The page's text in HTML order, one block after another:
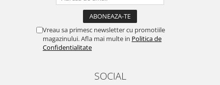
Vreau sa primesc newsletter cu promotiile
magazinului. Afla mai multe in Politica de
Confidentialitate
SOCIAL